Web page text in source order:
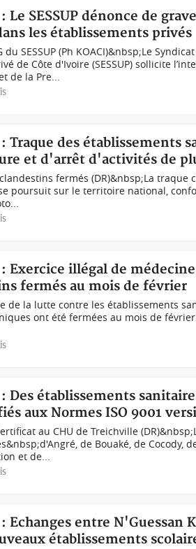
Le SESSUP dénonce de
les établissements privés
du SESSUP (Ph KOACI)&nbsp;Le
de Côte d'Ivoire (SESSUP) sollicite
de la Pre...
Traque des établissements
et d'arrêt d'activités de
fermés (DR)&nbsp;La
poursuit sur le territoire national,
Exercice illégal de
fermés au mois de février
de la lutte contre les établissements
ont été fermées au mois de
Des établissements
aux Normes ISO 9001
au CHU de Treichville
de Bouaké, de Cocody,
et de...
Echanges entre N'Guessan
établissements